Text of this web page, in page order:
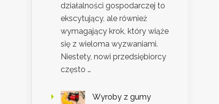
działalności gospodarczej to
ekscytujący, ale również
wymagający krok, który wiąże
się z wieloma wyzwaniami.
Niestety, nowi przedsiębiorcy
często …
Wyroby z gumy